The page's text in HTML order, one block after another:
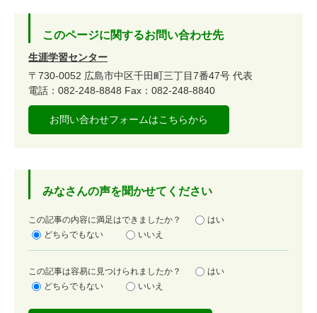
このページに関するお問い合わせ先
生涯学習センター
〒730-0052 広島市中区千田町三丁目7番47号 代表
電話：082-248-8848 Fax：082-248-8840
お問い合わせフォームはこちらから
みなさんの声を聞かせてください
満
足
この記事の内容に満足はできましたか？
はい
どちらでもない
いいえ
容
易
この記事は容易に見つけられましたか？
はい
どちらでもない
いいえ